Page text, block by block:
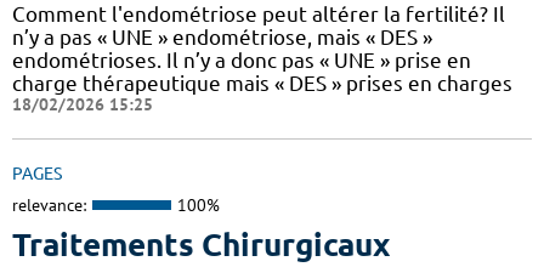
Comment l'endométriose peut altérer la fertilité? Il
n’y a pas « UNE » endométriose, mais « DES »
endométrioses. Il n’y a donc pas « UNE » prise en
charge thérapeutique mais « DES » prises en charges
18/02/2026 15:25
PAGES
relevance: 100%
Traitements Chirurgicaux